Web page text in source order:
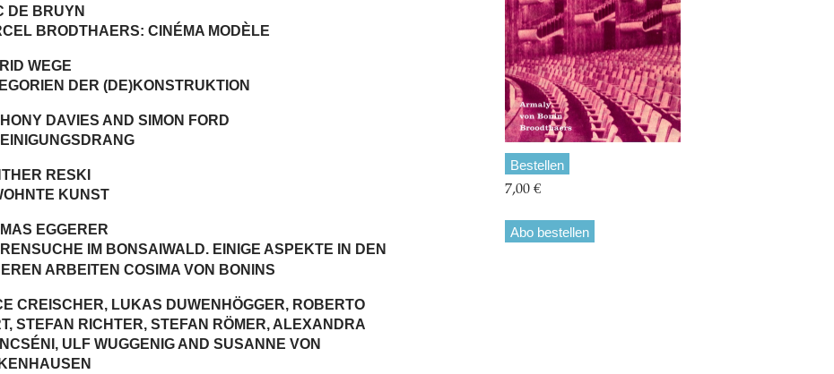
DE BRUYN
BRODTHAERS: CINÉMA MODÈLE
WEGE
DER (DE)KONSTRUKTION
DAVIES AND SIMON FORD
RESKI
KUNST
EGGERER
IM BONSAIWALD. EINIGE ASPEKTE IN DEN
ARBEITEN COSIMA VON BONINS
CREISCHER, LUKAS DUWENHÖGGER, ROBERTO
STEFAN RICHTER, STEFAN RÖMER, ALEXANDRA
ULF WUGGENIG AND SUSANNE VON
Bestellen
7,00 €
Abo bestellen